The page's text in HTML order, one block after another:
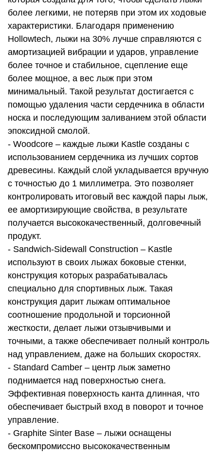
более легкими, не потеряв при этом их ходовые
характеристики. Благодаря применению
Hollowtech, лыжи на 30% лучше справляются с
амортизацией вибрации и ударов, управление
более точное и стабильное, сцепление еще
более мощное, а вес лыж при этом
минимальный. Такой результат достигается с
помощью удаления части сердечника в области
носка и последующим заливанием этой области
эпоксидной смолой.
- Woodcore – каждые лыжи Kastle созданы с
использованием сердечника из лучших сортов
древесины. Каждый слой укладывается вручную
с точностью до 1 миллиметра. Это позволяет
контролировать итоговый вес каждой пары лыж,
ее амортизирующие свойства, в результате
получается высококачественный, долговечный
продукт.
- Sandwich-Sidewall Construction – Kastle
используют в своих лыжах боковые стенки,
конструкция которых разрабатывалась
специально для спортивных лыж. Такая
конструкция дарит лыжам оптимальное
соотношение продольной и торсионной
жесткости, делает лыжи отзывчивыми и
точными, а также обеспечивает полный контроль
над управлением, даже на больших скоростях.
- Standard Camber – центр лыж заметно
поднимается над поверхностью снега.
Эффективная поверхность канта длинная, что
обеспечивает быстрый вход в поворот и точное
управление.
- Graphite Sinter Base – лыжи оснащены
бескомпромиссно высококачественным